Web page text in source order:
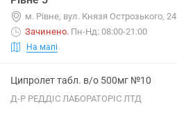
м. Рівне, вул. Князя Острозького, 24
Зачинено. Пн-Нд: 08:00-21:00
На мапі
Ципролет табл. в/о 500мг №10
Д-Р РЕДДІС ЛАБОРАТОРІС ЛТД